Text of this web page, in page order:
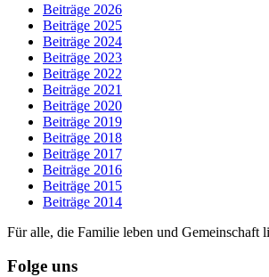
Beiträge 2026
Beiträge 2025
Beiträge 2024
Beiträge 2023
Beiträge 2022
Beiträge 2021
Beiträge 2020
Beiträge 2019
Beiträge 2018
Beiträge 2017
Beiträge 2016
Beiträge 2015
Beiträge 2014
Für alle, die Familie leben und Gemeinschaft
Folge uns